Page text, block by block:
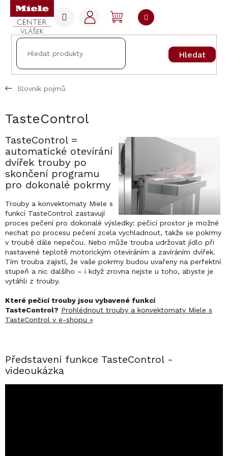
Přejít
obsah
Hledat
NÁKUPNÍ
KOŠÍK
Slovník pojmů
TasteControl
TasteControl =
automatické otevírání
dvířek trouby po
skončení programu
pro dokonalé pokrmy
Trouby a konvektomaty Miele s
funkcí TasteControl zastavují
proces pečení pro dokonalé výsledky: pečicí prostor je možné
nechat po procesu pečení zcela vychladnout, takže se pokrmy
v troubě dále nepečou. Nebo může trouba udržovat jídlo při
nastavené teplotě motorickým otevíráním a zavíráním dvířek.
Tím trouba zajistí, že vaše pokrmy budou uvařeny na perfektní
stupeň a nic dalšího – i když zrovna nejste u toho, abyste je
vytáhli z trouby.
Které pečicí trouby jsou vybavené funkcí
TasteControl? Prohlédnout trouby a konvektomaty Miele s
TasteControl v e-shopu »
Představení funkce TasteControl -
videoukázka